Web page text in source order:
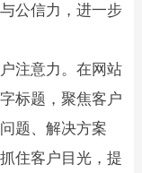
公信力，进一步
注意力。在网站
标题，聚焦客户
题、解决方案
住客户目光，提